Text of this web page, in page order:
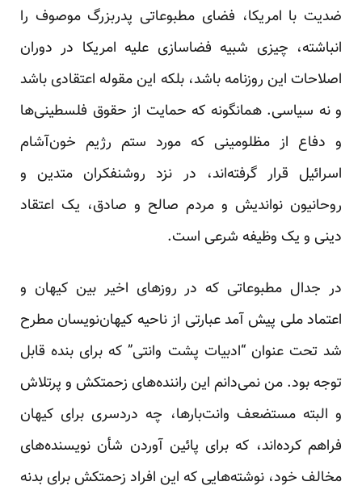
ضدیت با امریکا، فضای مطبوعاتی پدربزرگ موصوف را
انباشته، چیزی شبیه فضاسازی علیه امریکا در دوران
اصلاحات این روزنامه باشد، بلکه این مقوله اعتقادی باشد
و نه سیاسی. همانگونه که حمایت از حقوق فلسطینی‌ها
و دفاع از مظلومینی که مورد ستم رژیم خون‌آشام
اسرائیل قرار گرفته‌اند، در نزد روشنفکران متدین و
روحانیون نواندیش و مردم صالح و صادق، یک اعتقاد
دینی و یک وظیفه شرعی است.
در جدال مطبوعاتی که در روزهای اخیر بین کیهان و
اعتماد ملی پیش آمد عبارتی از ناحیه کیهان‌نویسان مطرح
شد تحت عنوان “ادبیات پشت وانتی” که برای بنده قابل
توجه بود. من نمی‌دانم این راننده‌های زحمتکش و پرتلاش
و البته مستضعف وانت‌بارها، چه دردسری برای کیهان
فراهم کرده‌اند، که برای پائین آوردن شأن نویسنده‌های
مخالف خود، نوشته‌هایی که این افراد زحمتکش برای بدنه